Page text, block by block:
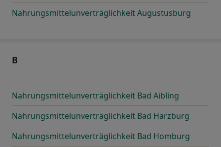
Nahrungsmittelunverträglichkeit Augustusburg
B
Nahrungsmittelunverträglichkeit Bad Aibling
Nahrungsmittelunverträglichkeit Bad Harzburg
Nahrungsmittelunverträglichkeit Bad Homburg